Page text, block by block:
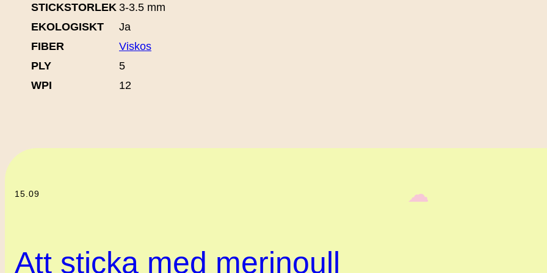
STICKSTORLEK 3-3.5 mm
EKOLOGISKT
Ja
FIBER
Viskos
PLY
5
WPI
12
15.09 ‎ ‎‎ ☁︎‎‎
Att sticka med merinoull